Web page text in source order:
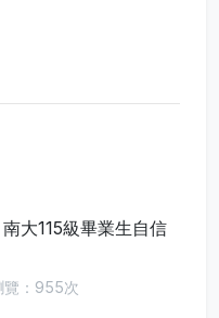
大115級畢業生自信
覽：955次